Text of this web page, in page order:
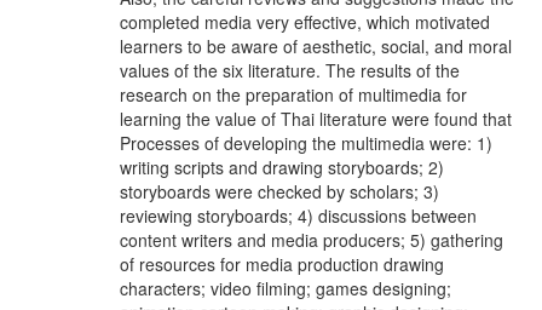
completed media very effective, which motivated
learners to be aware of aesthetic, social, and moral
values of the six literature. The results of the
research on the preparation of multimedia for
learning the value of Thai literature were found that
Processes of developing the multimedia were: 1)
writing scripts and drawing storyboards; 2)
storyboards were checked by scholars; 3)
reviewing storyboards; 4) discussions between
content writers and media producers; 5) gathering
of resources for media production drawing
characters; video filming; games designing;